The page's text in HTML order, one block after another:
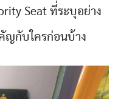
Seat ที่ระบุอย่าง
ญกับใครก่อนบ้าง